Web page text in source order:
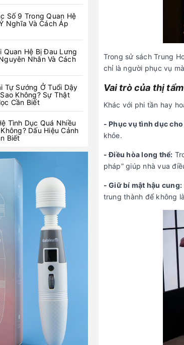
Trong sử sách Trung
chỉ là người phục vụ
Vai trò của thị
Khác với phi tần hay
- Phục vụ tình dục
khỏe.
- Điều hòa long thể:
pháp” giúp nhà vua
- Giữ bí mật hậu cung:
trung thành để không
Số 9 Trong Quan Hệ
Nghĩa Và Cách Áp
Quan Hệ Bị Đau Lưng
Nhân Và Cách
Tự Sướng Ở Tuổi Dậy
Không? Sự Thật
Cần Biết
Tình Dục Quá Nhiều
Dấu Hiệu Cảnh
Biết